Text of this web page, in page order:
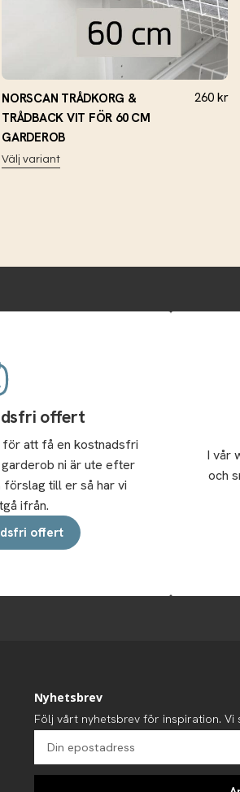
NORSCAN TRÅDKORG &
TRÅDBACK VIT FÖR 60 CM
GARDEROB
Välj variant
260 kr
offert
att få en kostnadsfri
ni är ute efter
till er så har vi
ifrån.
offert
I vår
och
Nyhetsbrev
Följ vårt nyhetsbrev för inspiration. Vi